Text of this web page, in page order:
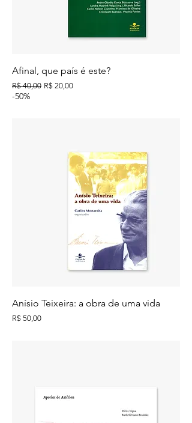
Afinal, que país é este?
Preço normal
R$ 40,00 Preço promocional
R$ 20,00
-50%
Anísio Teixeira: a obra de uma vida
Preço
R$ 50,00